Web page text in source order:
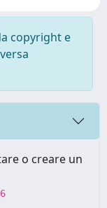
copyright e
o creare un